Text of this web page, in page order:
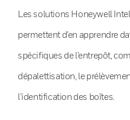
Les solutions Honeywell
permettent d’en apprendre
spécifiques de l’entrepôt,
dépalettisation, le
l’identification des boîtes.